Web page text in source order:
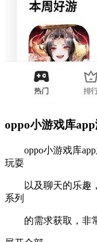
oppo小游戏库app
oppo小游戏库app
玩耍
以及聊天的乐趣，
系列
的需求获取，非常